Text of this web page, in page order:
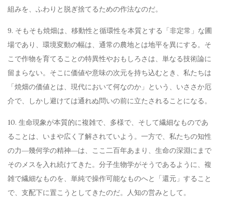
組みを、ふわりと脱ぎ捨てるための作法なのだ。
9. そもそも焼畑は、移動性と循環性を本質とする「非定常」な圃
場であり、環境変動の幅は、通常の農地とは地平を異にする。そ
こで作物を育てることの特異性やおもしろさは、単なる技術論に
留まらない。そこに価値や意味の次元を持ち込むとき、私たちは
「焼畑の価値とは、現代において何なのか」という、いささか厄
介で、しかし避けては通れぬ問いの前に立たされることになる。
10. 生命現象が本質的に複雑で、多様で、そして繊細なものであ
ることは、いまや広く了解されていよう。一方で、私たちの知性
の力―幾何学の精神―は、ここ二百年あまり、生命の深淵にまで
そのメスを入れ続けてきた。分子生物学がそうであるように、複
雑で繊細なものを、単純で操作可能なものへと「還元」すること
で、支配下に置こうとしてきたのだ。人知の営みとして。